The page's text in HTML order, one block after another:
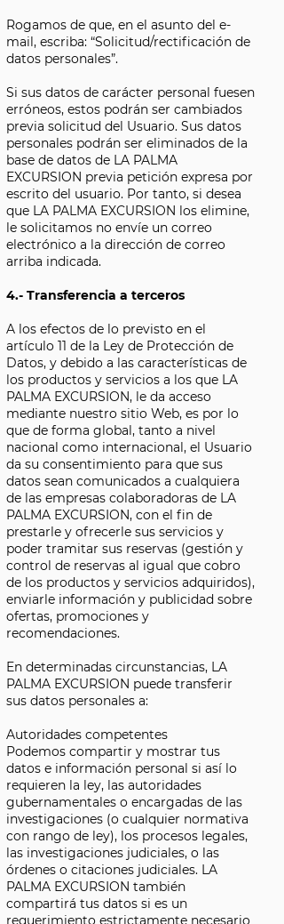
Rogamos de que, en el asunto del e-
mail, escriba: “Solicitud/rectificación de
datos personales”.
Si sus datos de carácter personal fuesen
erróneos, estos podrán ser cambiados
previa solicitud del Usuario. Sus datos
personales podrán ser eliminados de la
base de datos de LA PALMA
EXCURSION previa petición expresa por
escrito del usuario. Por tanto, si desea
que LA PALMA EXCURSION los elimine,
le solicitamos no envíe un correo
electrónico a la dirección de correo
arriba indicada.
4.- Transferencia a terceros
A los efectos de lo previsto en el
artículo 11 de la Ley de Protección de
Datos, y debido a las características de
los productos y servicios a los que LA
PALMA EXCURSION, le da acceso
mediante nuestro sitio Web, es por lo
que de forma global, tanto a nivel
nacional como internacional, el Usuario
da su consentimiento para que sus
datos sean comunicados a cualquiera
de las empresas colaboradoras de LA
PALMA EXCURSION, con el fin de
prestarle y ofrecerle sus servicios y
poder tramitar sus reservas (gestión y
control de reservas al igual que cobro
de los productos y servicios adquiridos),
enviarle información y publicidad sobre
ofertas, promociones y
recomendaciones.
En determinadas circunstancias, LA
PALMA EXCURSION puede transferir
sus datos personales a:
Autoridades competentes
Podemos compartir y mostrar tus
datos e información personal si así lo
requieren la ley, las autoridades
gubernamentales o encargadas de las
investigaciones (o cualquier normativa
con rango de ley), los procesos legales,
las investigaciones judiciales, o las
órdenes o citaciones judiciales. LA
PALMA EXCURSION también
compartirá tus datos si es un
requerimiento estrictamente necesario